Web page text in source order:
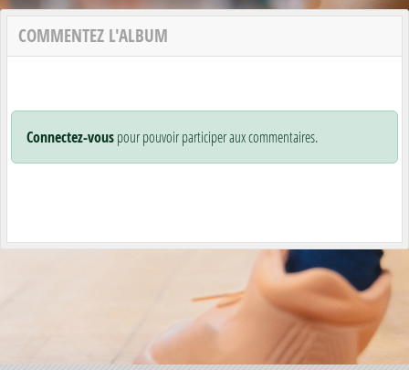
COMMENTEZ L'ALBUM
Connectez-vouspour pouvoir participer aux commentaires.